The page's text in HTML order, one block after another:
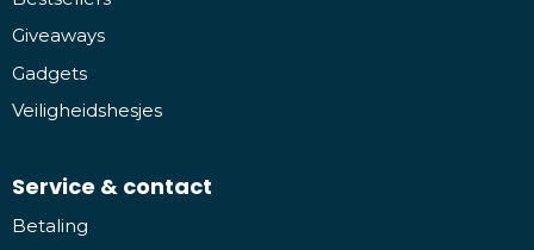
Giveaways
Gadgets
Veiligheidshesjes
Service & contact
Betaling